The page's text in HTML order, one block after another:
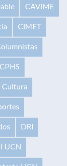
CAVIME
CIMET
CPHS
Cultura
DRI
UCN